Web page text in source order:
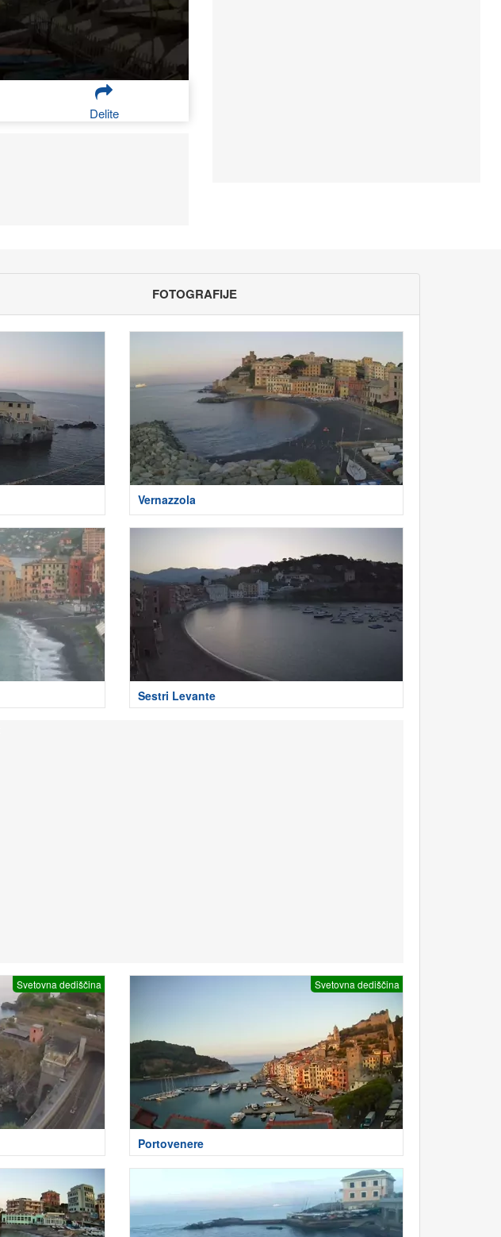
Delite
FOTOGRAFIJE
Vernazzola
Sestri Levante
Svetovna dediščina Svetovna dediščina
Portovenere